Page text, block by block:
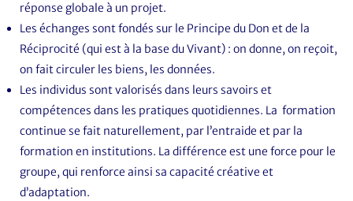
réponse globale à un projet.
Les échanges sont fondés sur le Principe du Don et de la
Réciprocité (qui est à la base du Vivant) : on donne, on reçoit,
on fait circuler les biens, les données.
Les individus sont valorisés dans leurs savoirs et
compétences dans les pratiques quotidiennes. La formation
continue se fait naturellement, par l’entraide et par la
formation en institutions. La différence est une force pour le
groupe, qui renforce ainsi sa capacité créative et
d’adaptation.